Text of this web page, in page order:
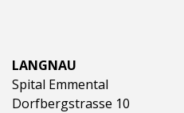
LANGNAU
Spital Emmental
Dorfbergstrasse 10